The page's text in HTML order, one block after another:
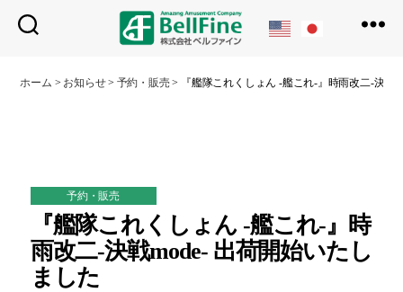
フ
ホーム > お知らせ> 予約・販売> 『艦隊これくしょん -艦これ-』時雨改二-決戦
予約・販売
『艦隊これくしょん -艦これ-』時
雨改二-決戦mode- 出荷開始いたし
ました